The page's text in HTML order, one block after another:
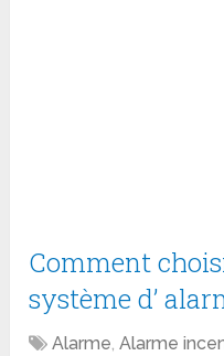
Comment
système d’
Alarme,Alarme